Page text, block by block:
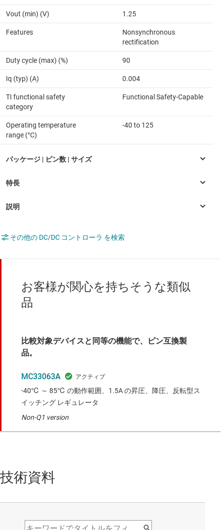
Vout (min) (V) 1.25
Features
Nonsynchronous
rectification
Duty cycle (max) (%) 90
Iq (typ) (A) 0.004
TI functional safety
category
Functional Safety-Capable
Operating temperature
range (°C)
-40 to 125
その他の DC/DC コントローラ を検索
お客様が関心を持ちそうな類似
品
比較対象デバイスと同等の機能で、ピン互換製
品。
MC33063A
-40℃ ～ 85℃ の動作範囲、1.5A の昇圧、降圧、反転型ス
イッチング レギュレータ
Non-Q1 version
技術資料